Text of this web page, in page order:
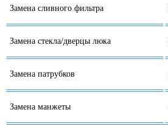
Замена сливного фильтра
Замена стекла/дверцы люка
Замена патрубков
Замена манжеты